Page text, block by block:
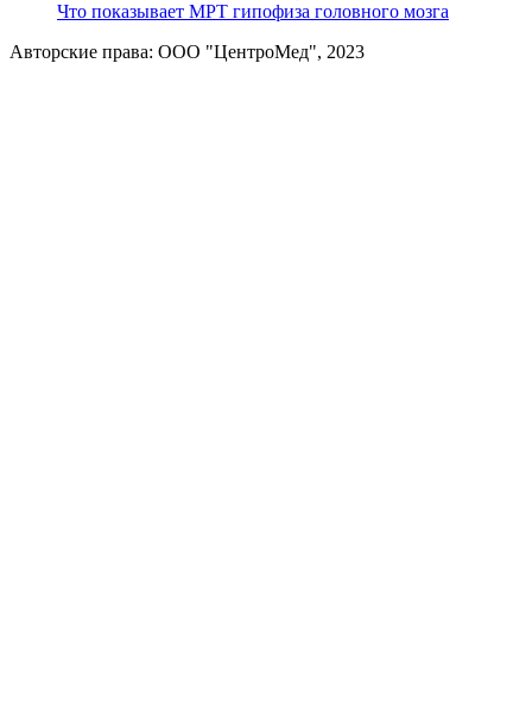
Что показывает МРТ гипофиза головного мозга
Авторские права: ООО "ЦентроМед", 2023